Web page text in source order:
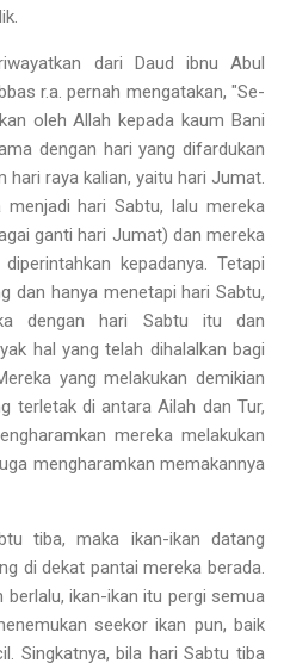
dari Daud ibnu Abul
r.a. pernah mengatakan, "Se­
oleh Allah kepada kaum Bani
dengan hari yang difardukan
hari raya kalian, yaitu hari Jumat.
hari Sabtu, lalu mereka
ganti hari Jumat) dan mereka
kepadanya. Tetapi
dan hanya menetapi hari Sabtu,
dengan hari Sabtu itu dan
hal yang telah dihalal­kan bagi
yang melakukan demi­kian
terletak di antara Ailah dan Tur,
mereka melakukan
mengharamkan memakannya
tiba, maka ikan-ikan datang
di dekat pantai mereka berada.
ikan-ikan itu pergi semua
seekor ikan pun, baik
Singkatnya, bila hari Sabtu tiba